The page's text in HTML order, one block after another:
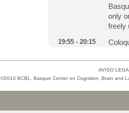
only
freely
19:55 - 20:15
AVISO
©2010 BCBL. Basque Center on Cognition, Brain and